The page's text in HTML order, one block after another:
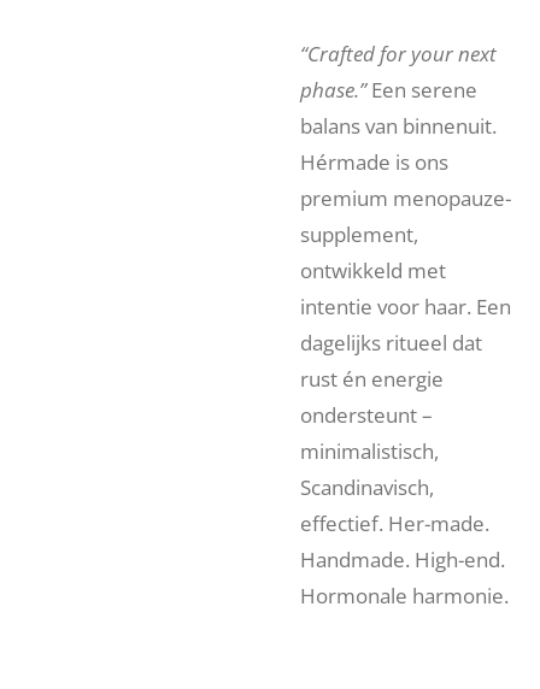
“Crafted for your next
phase.”Een serene
balans van binnenuit.
Hérmade is ons
premium menopauze-
supplement,
ontwikkeld met
intentie voor haar. Een
dagelijks ritueel dat
rust én energie
ondersteunt –
minimalistisch,
Scandinavisch,
effectief. Her-made.
Handmade. High-end.
Hormonale harmonie.